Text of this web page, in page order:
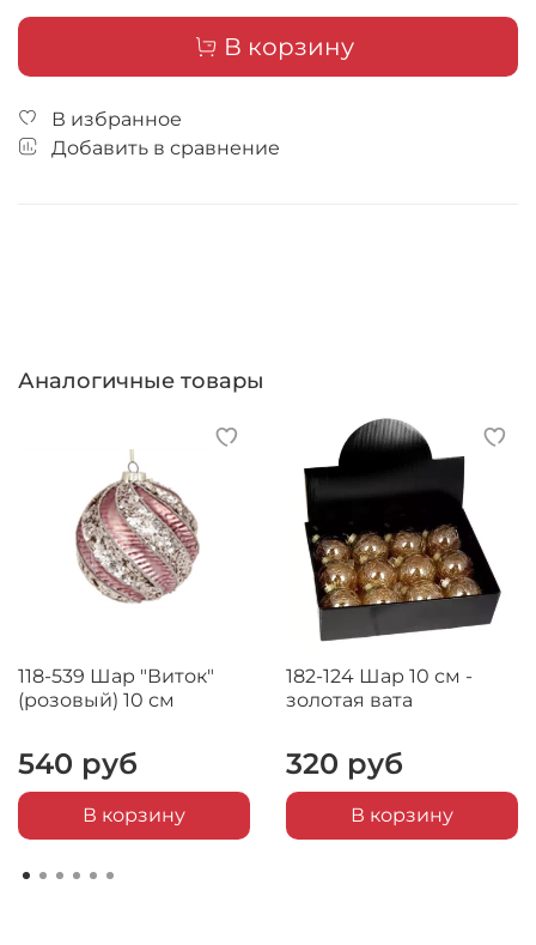
В корзину
В избранное
Добавить в сравнение
Аналогичные товары
118-539 Шар "Виток"
(розовый) 10 см
540 руб
В корзину
182-124 Шар 10 см -
золотая вата
320 руб
В корзину